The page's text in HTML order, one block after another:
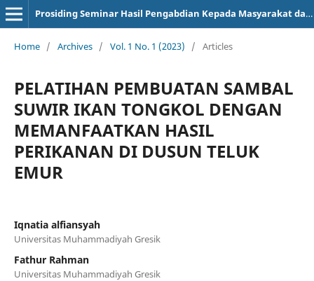
Prosiding Seminar Hasil Pengabdian Kepada Masyarakat dan Kuliah Kerja Nyata
Home / Archives / Vol. 1 No. 1 (2023) / Articles
PELATIHAN PEMBUATAN SAMBAL
SUWIR IKAN TONGKOL DENGAN
MEMANFAATKAN HASIL
PERIKANAN DI DUSUN TELUK
EMUR
Iqnatia alfiansyah
Universitas Muhammadiyah Gresik
Fathur Rahman
Universitas Muhammadiyah Gresik